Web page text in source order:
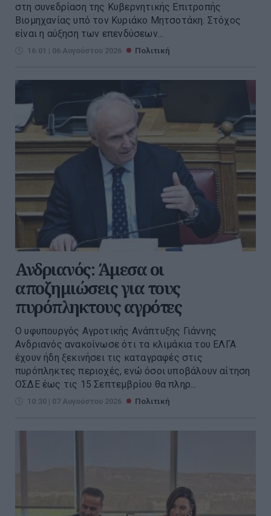
στη συνεδρίαση της Κυβερνητικής Επιτροπής
Βιομηχανίας υπό τον Κυριάκο Μητσοτάκη. Στόχος
είναι η αύξηση των επενδύσεων...
16:01 | 06 Αυγούστου 2026 Πολιτική
Ανδριανός: Άμεσα οι
αποζημιώσεις για τους
πυρόπληκτους αγρότες
Ο υφυπουργός Αγροτικής Ανάπτυξης Γιάννης
Ανδριανός ανακοίνωσε ότι τα κλιμάκια του ΕΛΓΑ
έχουν ήδη ξεκινήσει τις καταγραφές στις
πυρόπληκτες περιοχές, ενώ όσοι υποβάλουν αίτηση
ΟΣΔΕ έως τις 15 Σεπτεμβρίου θα πληρ...
10:30 | 07 Αυγούστου 2026 Πολιτική